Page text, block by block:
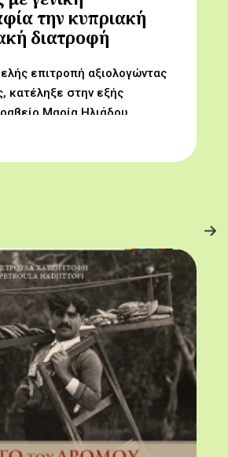
την κυπριακή
διατροφή
επιτροπή αξιολογώντας
κατέληξε στην εξής
Μαρία Ηλιάδου,
Δημοτικό Σχολείο
κυπριακό παραδοσιακό